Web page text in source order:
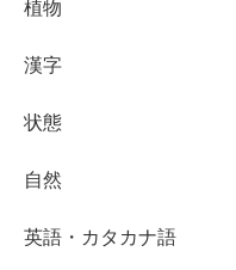
植物
漢字
状態
自然
英語・カタカナ語